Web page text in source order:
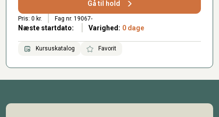
Gå til hold
Pris: 0 kr. Fag nr. 19067-
Næste startdato: Varighed: 0 dage
Kursuskatalog Favorit